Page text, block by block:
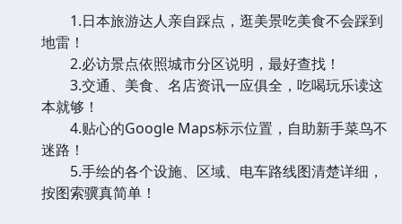
1.日本旅游达人亲自踩点，逛美景吃美食不会踩到
地雷！
2.必访景点依照城市分区说明，最好查找！
3.交通、美食、名店资讯一应俱全，吃喝玩乐读这
本就够！
4.贴心的Google Maps标示位置，自助新手菜鸟不
迷路！
5.手绘的各个设施、区域、电车路线图清楚详细，
按图索骥真简单！